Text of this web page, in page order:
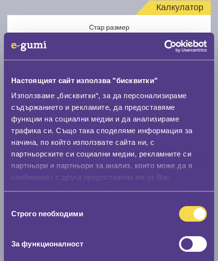
Настоящият сайт използва "бисквитки"
Използваме „бисквитки“, за да персонализираме
съдържанието и рекламите, да предоставяме
функции на социални медии и да анализираме
трафика си. Също така споделяме информация за
начина, по който използвате сайта ни, с
партньорските си социални медии, рекламните си
партньори и партньори за анализ, които може да я
комбинират с друга предоставена им от Вас
наСтрого nеобходими
За функционалност
Калкулатор
Стар размер
Нов размер
Стар размер
0 мм.
Скоростомер при 100